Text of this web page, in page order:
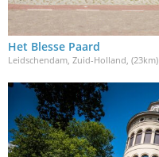
Het Blesse Paard
Leidschendam, Zuid-Holland, (23km)